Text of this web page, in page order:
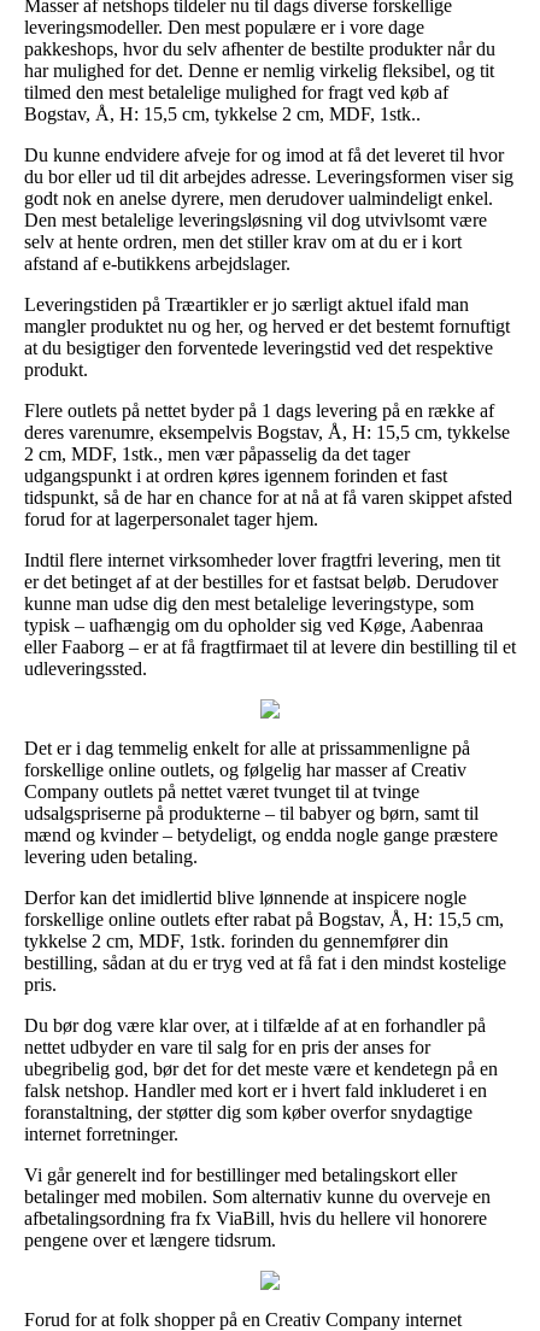
Masser af netshops tildeler nu til dags diverse forskellige
leveringsmodeller. Den mest populære er i vore dage
pakkeshops, hvor du selv afhenter de bestilte produkter når du
har mulighed for det. Denne er nemlig virkelig fleksibel, og tit
tilmed den mest betalelige mulighed for fragt ved køb af
Bogstav, Å, H: 15,5 cm, tykkelse 2 cm, MDF, 1stk..
Du kunne endvidere afveje for og imod at få det leveret til hvor
du bor eller ud til dit arbejdes adresse. Leveringsformen viser sig
godt nok en anelse dyrere, men derudover ualmindeligt enkel.
Den mest betalelige leveringsløsning vil dog utvivlsomt være
selv at hente ordren, men det stiller krav om at du er i kort
afstand af e-butikkens arbejdslager.
Leveringstiden på Træartikler er jo særligt aktuel ifald man
mangler produktet nu og her, og herved er det bestemt fornuftigt
at du besigtiger den forventede leveringstid ved det respektive
produkt.
Flere outlets på nettet byder på 1 dags levering på en række af
deres varenumre, eksempelvis Bogstav, Å, H: 15,5 cm, tykkelse
2 cm, MDF, 1stk., men vær påpasselig da det tager
udgangspunkt i at ordren køres igennem forinden et fast
tidspunkt, så de har en chance for at nå at få varen skippet afsted
forud for at lagerpersonalet tager hjem.
Indtil flere internet virksomheder lover fragtfri levering, men tit
er det betinget af at der bestilles for et fastsat beløb. Derudover
kunne man udse dig den mest betalelige leveringstype, som
typisk – uafhængig om du opholder sig ved Køge, Aabenraa
eller Faaborg – er at få fragtfirmaet til at levere din bestilling til et
udleveringssted.
Det er i dag temmelig enkelt for alle at prissammenligne på
forskellige online outlets, og følgelig har masser af Creativ
Company outlets på nettet været tvunget til at tvinge
udsalgspriserne på produkterne – til babyer og børn, samt til
mænd og kvinder – betydeligt, og endda nogle gange præstere
levering uden betaling.
Derfor kan det imidlertid blive lønnende at inspicere nogle
forskellige online outlets efter rabat på Bogstav, Å, H: 15,5 cm,
tykkelse 2 cm, MDF, 1stk. forinden du gennemfører din
bestilling, sådan at du er tryg ved at få fat i den mindst kostelige
pris.
Du bør dog være klar over, at i tilfælde af at en forhandler på
nettet udbyder en vare til salg for en pris der anses for
ubegribelig god, bør det for det meste være et kendetegn på en
falsk netshop. Handler med kort er i hvert fald inkluderet i en
foranstaltning, der støtter dig som køber overfor snydagtige
internet forretninger.
Vi går generelt ind for bestillinger med betalingskort eller
betalinger med mobilen. Som alternativ kunne du overveje en
afbetalingsordning fra fx ViaBill, hvis du hellere vil honorere
pengene over et længere tidsrum.
Forud for at folk shopper på en Creativ Company internet